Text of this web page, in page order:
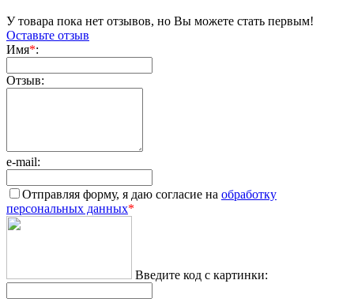
У товара пока нет отзывов, но Вы можете стать первым!
Оставьте отзыв
Имя*:
Отзыв:
e-mail:
Отправляя форму, я даю согласие на обработку
персональных данных*
Введите код с картинки: